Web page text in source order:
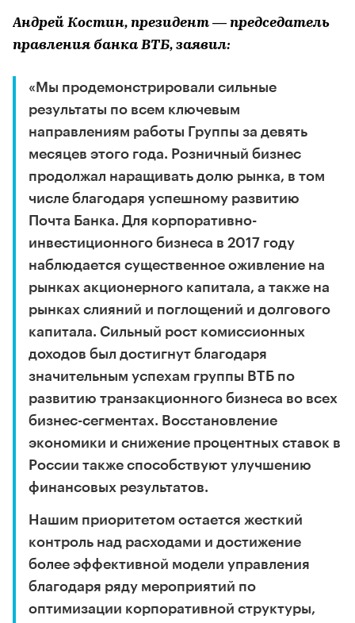
Андрей Костин, президент — председатель
правления банка ВТБ, заявил:
«Мы продемонстрировали сильные
результаты по всем ключевым
направлениям работы Группы за девять
месяцев этого года. Розничный бизнес
продолжал наращивать долю рынка, в том
числе благодаря успешному развитию
Почта Банка. Для корпоративно-
инвестиционного бизнеса в 2017 году
наблюдается существенное оживление на
рынках акционерного капитала, а также на
рынках слияний и поглощений и долгового
капитала. Сильный рост комиссионных
доходов был достигнут благодаря
значительным успехам группы ВТБ по
развитию транзакционного бизнеса во всех
бизнес-сегментах. Восстановление
экономики и снижение процентных ставок в
России также способствуют улучшению
финансовых результатов.
Нашим приоритетом остается жесткий
контроль над расходами и достижение
более эффективной модели управления
благодаря ряду мероприятий по
оптимизации корпоративной структуры,